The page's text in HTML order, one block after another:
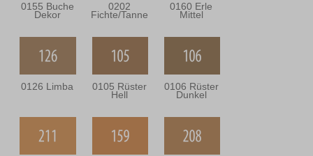
0155 Buche
Dekor
0202
Fichte/Tanne
0160 Erle
Mittel
0126 Limba 0105 Rüster
Hell
0106 Rüster
Dunkel